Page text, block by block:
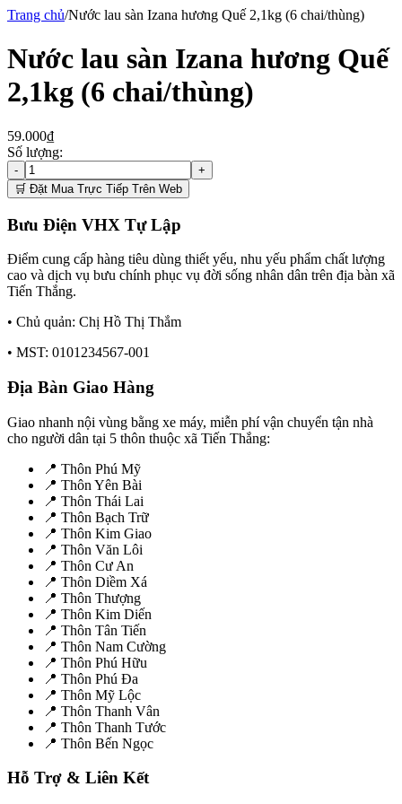
Trang chủ/Nước lau sàn Izana hương Quế 2,1kg (6 chai/thùng)
Nước lau sàn Izana hương Quế
2,1kg (6 chai/thùng)
59.000₫
Số lượng:
-
+
🛒 Đặt Mua Trực Tiếp Trên Web
Bưu Điện VHX Tự Lập
Điểm cung cấp hàng tiêu dùng thiết yếu, nhu yếu phẩm chất lượng
cao và dịch vụ bưu chính phục vụ đời sống nhân dân trên địa bàn xã
Tiến Thắng.
• Chủ quản: Chị Hồ Thị Thắm
• MST: 0101234567-001
Địa Bàn Giao Hàng
Giao nhanh nội vùng bằng xe máy, miễn phí vận chuyển tận nhà
cho người dân tại 5 thôn thuộc xã Tiến Thắng:
📍 Thôn Phú Mỹ
📍 Thôn Yên Bài
📍 Thôn Thái Lai
📍 Thôn Bạch Trữ
📍 Thôn Kim Giao
📍 Thôn Văn Lôi
📍 Thôn Cư An
📍 Thôn Diềm Xá
📍 Thôn Thượng
📍 Thôn Kim Diến
📍 Thôn Tân Tiến
📍 Thôn Nam Cường
📍 Thôn Phú Hữu
📍 Thôn Phú Đa
📍 Thôn Mỹ Lộc
📍 Thôn Thanh Vân
📍 Thôn Thanh Tước
📍 Thôn Bến Ngọc
Hỗ Trợ & Liên Kết